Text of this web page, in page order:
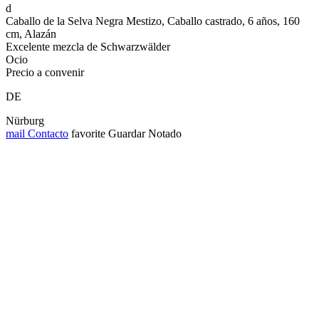
d
Caballo de la Selva Negra Mestizo, Caballo castrado, 6 años, 160
cm, Alazán
Excelente mezcla de Schwarzwälder
Ocio
Precio a convenir
DE
Nürburg
mail Contacto favorite Guardar Notado